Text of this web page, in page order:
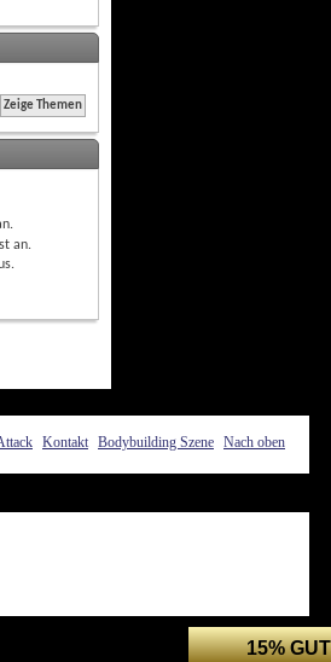
.
an.
.
Kontakt Bodybuilding Szene Nach oben
15%